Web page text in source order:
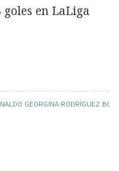
GEORGINA RODRÍGUEZ
en LaLiga